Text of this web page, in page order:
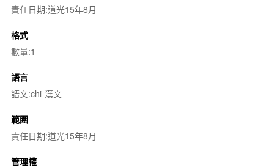
責任日期:道光15年8月
格式
數量:1
語言
語文:chi-漢文
範圍
責任日期:道光15年8月
管理權